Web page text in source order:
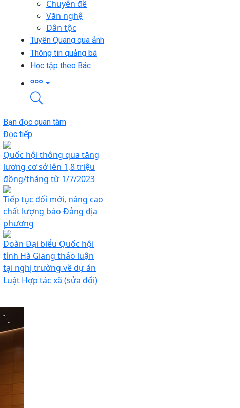
Chuyên đề
Văn nghệ
Dân tộc
Tuyên Quang qua ảnh
Thông tin quảng bá
Học tập theo Bác
Bạn đọc quan tâm
Đọc tiếp
Quốc hội thông qua tăng
lương cơ sở lên 1,8 triệu
đồng/tháng từ 1/7/2023
Tiếp tục đổi mới, nâng cao
chất lượng báo Đảng địa
phương
Đoàn Đại biểu Quốc hội
tỉnh Hà Giang thảo luận
tại nghị trường về dự án
Luật Hợp tác xã (sửa đổi)